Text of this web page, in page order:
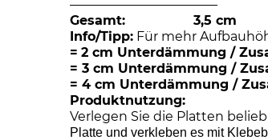
———————————–
Gesamt: 3,5 cm
Info/Tipp: Für mehr
= 2 cm Unterdämmung /
= 3 cm Unterdämmung /
= 4 cm Unterdämmung /
Produktnutzung:
Verlegen Sie die Platten
Platte und verkleben es mit